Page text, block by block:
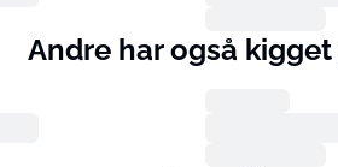
Andre har også kigget